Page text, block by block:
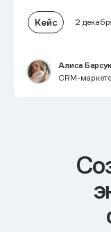
Кейс 2
Алиса
CRM-